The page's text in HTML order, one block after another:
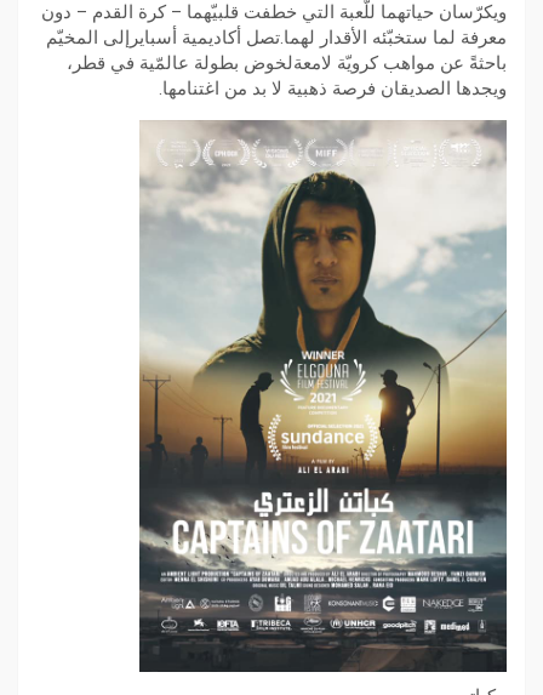
ويكرّسان حياتهما للّعبة التي خطفت قلبيّهما – كرة القدم – دون
معرفة لما ستخبّئه الأقدار لهما.تصل أكاديمية أسبايرإلى المخيّم
باحثةً عن مواهب كرويّة لامعةلخوض بطولة عالمّية في قطر،
ويجدها الصديقان فرصة ذهبية لا بد من اغتنامها.